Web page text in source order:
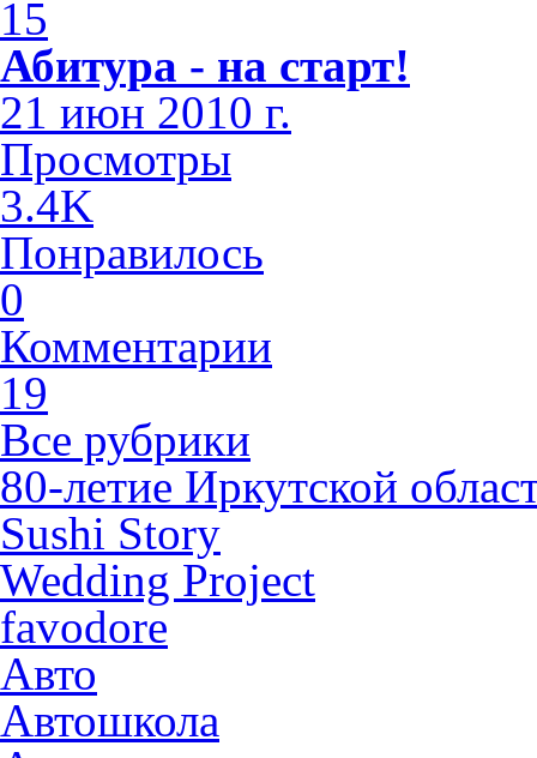
15
Абитура - на старт!
21 июн 2010 г.
Просмотры
3.4K
Понравилось
0
Комментарии
19
Все рубрики
80-летие Иркутской
Sushi Story
Wedding Project
favodore
Авто
Автошкола